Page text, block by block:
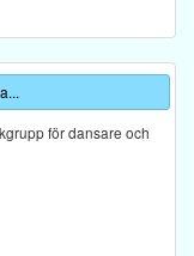
för dansare och